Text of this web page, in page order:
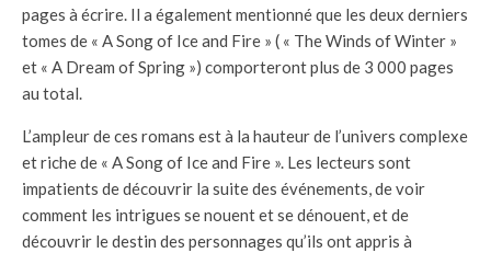
pages à écrire. Il a également mentionné que les deux derniers
tomes de « A Song of Ice and Fire » ( « The Winds of Winter »
et « A Dream of Spring ») comporteront plus de 3 000 pages
au total.
L’ampleur de ces romans est à la hauteur de l’univers complexe
et riche de « A Song of Ice and Fire ». Les lecteurs sont
impatients de découvrir la suite des événements, de voir
comment les intrigues se nouent et se dénouent, et de
découvrir le destin des personnages qu’ils ont appris à